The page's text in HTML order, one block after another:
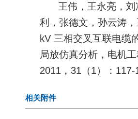
王伟，王永亮，
利，张德文，孙云涛
kV 三相交叉互联电缆
局放仿真分析，电机工
2011，31（1）：117-
相关附件